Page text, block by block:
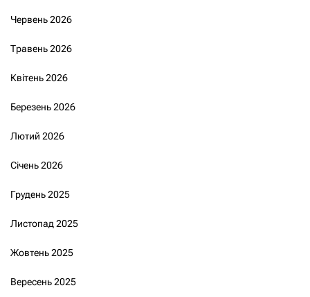
Червень 2026
Травень 2026
Квітень 2026
Березень 2026
Лютий 2026
Січень 2026
Грудень 2025
Листопад 2025
Жовтень 2025
Вересень 2025